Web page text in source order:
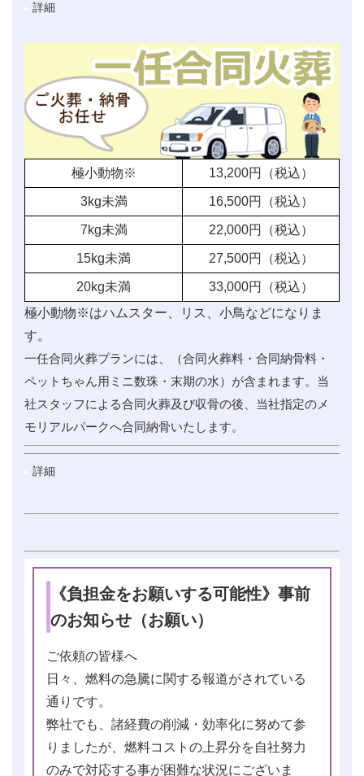
詳細
極小動物※ 13,200円（税込）
3kg未満 16,500円（税込）
7kg未満 22,000円（税込）
15kg未満 27,500円（税込）
20kg未満 33,000円（税込）
極小動物※はハムスター、リス、小鳥などになりま
す。
一任合同火葬プランには、（合同火葬料・合同納骨料・
ペットちゃん用ミニ数珠・末期の水）が含まれます。当
社スタッフによる合同火葬及び収骨の後、当社指定のメ
モリアルパークへ合同納骨いたします。
詳細
《負担金をお願いする可能性》事前
のお知らせ（お願い）
ご依頼の皆様へ
日々、燃料の急騰に関する報道がされている
通りです。
弊社でも、諸経費の削減・効率化に努めて参
りましたが、燃料コストの上昇分を自社努力
のみで対応する事が困難な状況にございま